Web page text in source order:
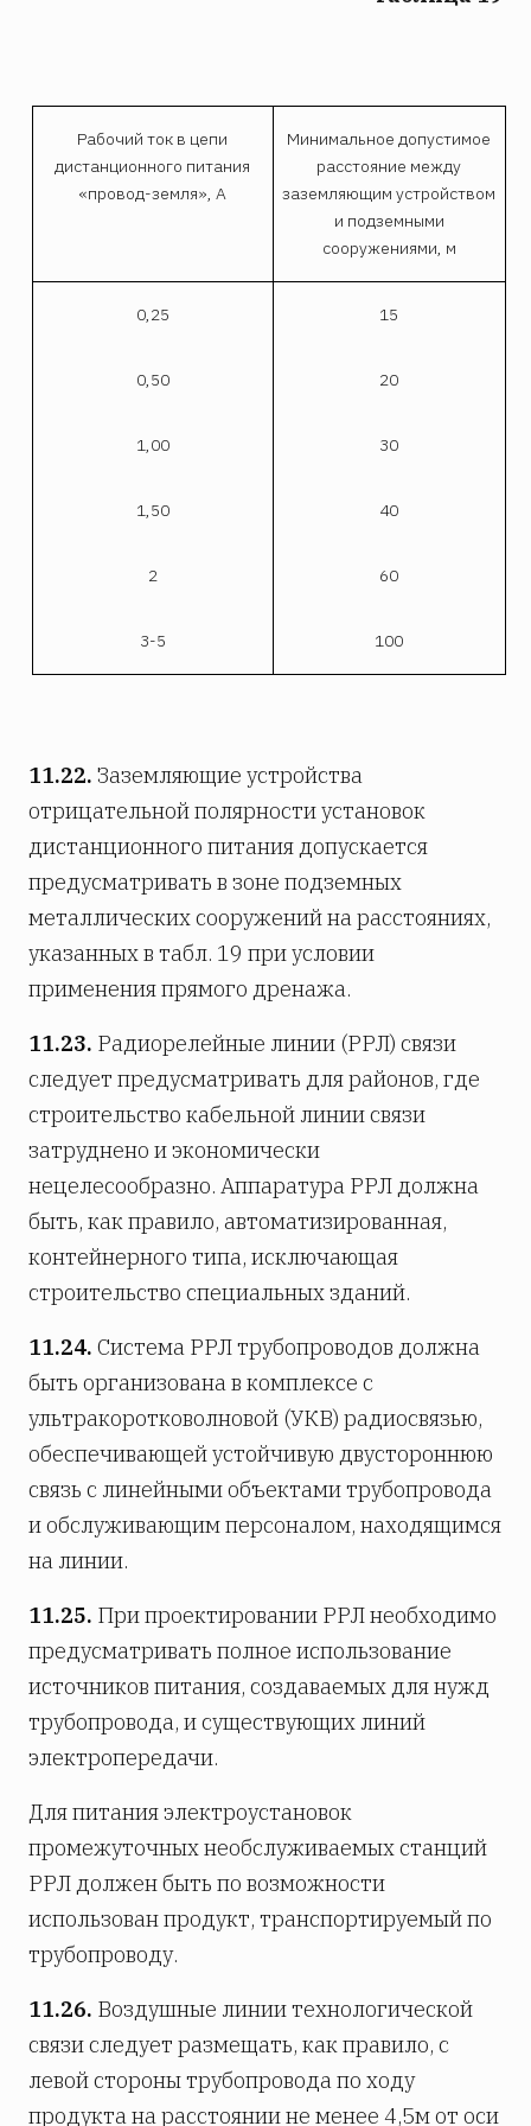
Рабочий ток в цепи
дистанционного питания
«провод-земля», А
Минимальное допустимое
расстояние между
заземляющим устройством
и подземными
сооружениями, м
0,25 15
0,50 20
1,00 30
1,50 40
2 60
3-5 100
11.22. Заземляющие устройства
отрицательной полярности установок
дистанционного питания допускается
предусматривать в зоне подземных
металлических сооружений на расстояниях,
указанных в табл. 19 при условии
применения прямого дренажа.
11.23. Радиорелейные линии (РРЛ) связи
следует предусматривать для районов, где
строительство кабельной линии связи
затруднено и экономически
нецелесообразно. Аппаратура РРЛ должна
быть, как правило, автоматизированная,
контейнерного типа, исключающая
строительство специальных зданий.
11.24. Система РРЛ трубопроводов должна
быть организована в комплексе с
ультракоротковолновой (УКВ) радиосвязью,
обеспечивающей устойчивую двустороннюю
связь с линейными объектами трубопровода
и обслуживающим персоналом, находящимся
на линии.
11.25. При проектировании РРЛ необходимо
предусматривать полное использование
источников питания, создаваемых для нужд
трубопровода, и существующих линий
электропередачи.
Для питания электроустановок
промежуточных необслуживаемых станций
РРЛ должен быть по возможности
использован продукт, транспортируемый по
трубопроводу.
11.26. Воздушные линии технологической
связи следует размещать, как правило, с
левой стороны трубопровода по ходу
продукта на расстоянии не менее 4,5м от оси